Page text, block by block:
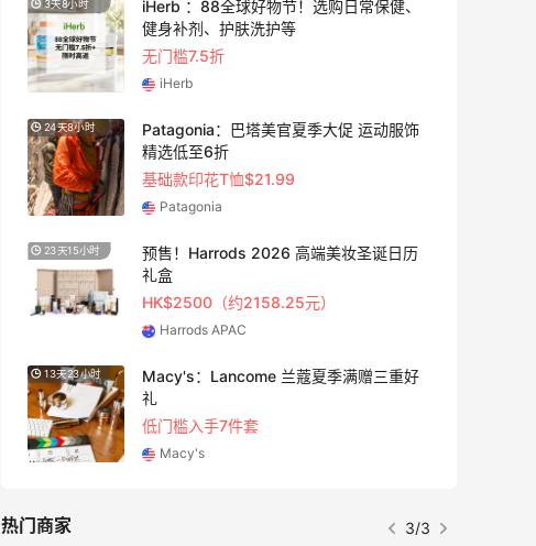
3天8小时
iHerb ：88全球好物节！选购日常保健、
健身补剂、护肤洗护等
无门槛7.5折
iHerb
24天8小时
Patagonia：巴塔美官夏季大促 运动服饰
精选低至6折
基础款印花T恤$21.99
Patagonia
23天15小时
预售！Harrods 2026 高端美妆圣诞日历
礼盒
HK$2500（约2158.25元）
Harrods APAC
13天23小时
Macy's：Lancome 兰蔻夏季满赠三重好
礼
低门槛入手7件套
Macy's
热门商家 3/3